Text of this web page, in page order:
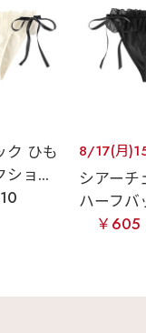
ク ひも
ショ...
8/17(月
シアー
ハーフバ
￥605